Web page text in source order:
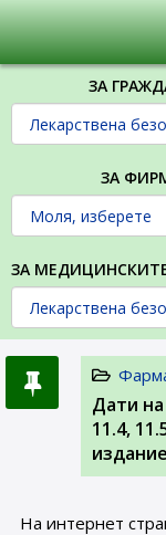
ЗА
ЗА
ЗА
Дати
11.4,
На интернет